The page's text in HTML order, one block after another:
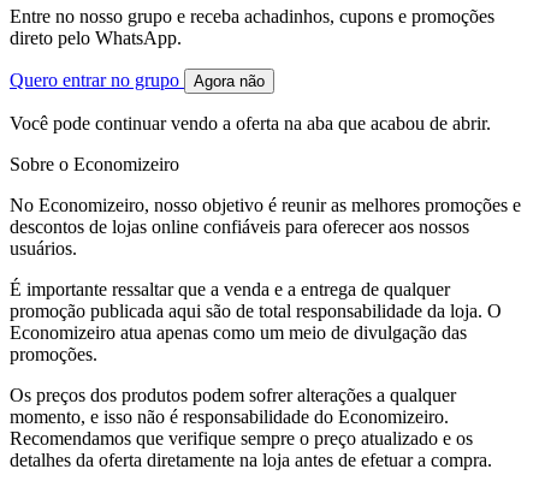
Entre no nosso grupo e receba achadinhos, cupons e promoções
direto pelo WhatsApp.
Quero entrar no grupo Agora não
Você pode continuar vendo a oferta na aba que acabou de abrir.
Sobre o Economizeiro
No Economizeiro, nosso objetivo é reunir as melhores promoções e
descontos de lojas online confiáveis para oferecer aos nossos
usuários.
É importante ressaltar que a venda e a entrega de qualquer
promoção publicada aqui são de total responsabilidade da loja. O
Economizeiro atua apenas como um meio de divulgação das
promoções.
Os preços dos produtos podem sofrer alterações a qualquer
momento, e isso não é responsabilidade do Economizeiro.
Recomendamos que verifique sempre o preço atualizado e os
detalhes da oferta diretamente na loja antes de efetuar a compra.